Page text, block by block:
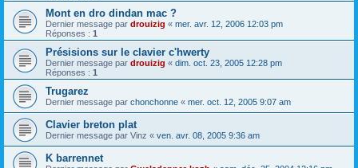
Mont en dro dindan mac ?
Dernier message par drouizig « mer. avr. 12, 2006 12:03 pm
Réponses : 1
Présisions sur le clavier c'hwerty
Dernier message par drouizig « dim. oct. 23, 2005 12:28 pm
Réponses : 1
Trugarez
Dernier message par chonchonne « mer. oct. 12, 2005 9:07 am
Clavier breton plat
Dernier message par Vinz « ven. avr. 08, 2005 9:36 am
K barrennet